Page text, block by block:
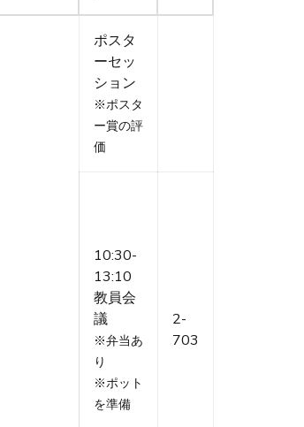
ポスタ
ーセッ
ション
※ポスタ
ー賞の評
価
10:30-
13:10
教員会
議
※弁当あ
り
※ポット
を準備
2-
703